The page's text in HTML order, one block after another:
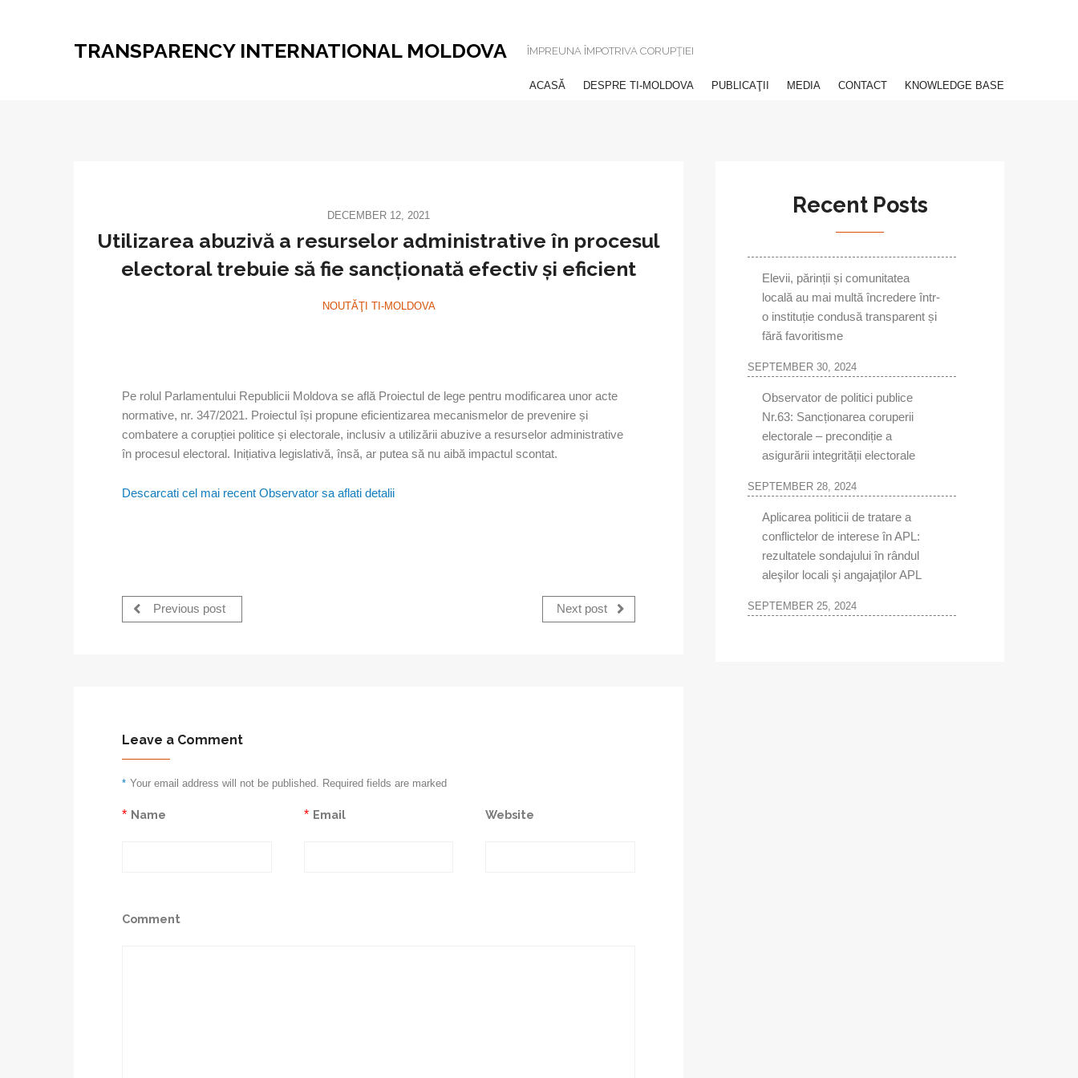
TRANSPARENCY INTERNATIONAL MOLDOVA ÎMPREUNA ÎMPOTRIVA CORUPŢIEI
ACASĂ DESPRE TI-MOLDOVA PUBLICAŢII MEDIA CONTACT KNOWLEDGE BASE
DECEMBER 12, 2021
Utilizarea abuzivă a resurselor administrative în procesul
electoral trebuie să fie sancționată efectiv și eficient
NOUTĂŢI TI-MOLDOVA
Pe rolul Parlamentului Republicii Moldova se află Proiectul de lege pentru modificarea unor acte
normative, nr. 347/2021. Proiectul își propune eficientizarea mecanismelor de prevenire și
combatere a corupției politice și electorale, inclusiv a utilizării abuzive a resurselor administrative
în procesul electoral. Inițiativa legislativă, însă, ar putea să nu aibă impactul scontat.
Descarcati cel mai recent Observator sa aflati detalii
Previous post Next post
Leave a Comment
Your email address will not be published. Required fields are marked
*
Name
* Email
* Website
Comment
Recent Posts
Elevii, părinții și comunitatea
locală au mai multă încredere într-
o instituție condusă transparent și
fără favoritisme
SEPTEMBER 30, 2024
Observator de politici publice
Nr.63: Sancționarea coruperii
electorale – precondiție a
asigurării integrității electorale
SEPTEMBER 28, 2024
Aplicarea politicii de tratare a
conflictelor de interese în APL:
rezultatele sondajului în rândul
aleşilor locali şi angajaţilor APL
SEPTEMBER 25, 2024